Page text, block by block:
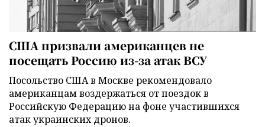
США призвали американцев не
посещать Россию из-за атак ВСУ
Посольство США в Москве рекомендовало
американцам воздержаться от поездок в
Российскую Федерацию на фоне участившихся
атак украинских дронов.